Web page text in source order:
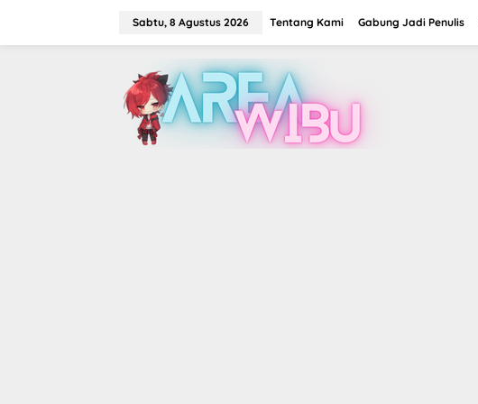
Sabtu, 8 Agustus 2026 Tentang Kami Gabung Jadi Penulis